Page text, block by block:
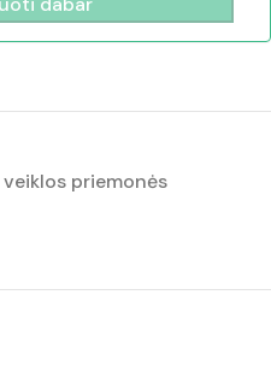
priemonės